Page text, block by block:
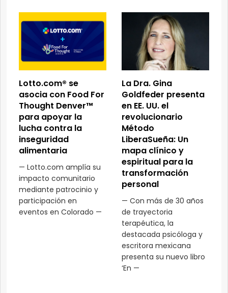
Lotto.com® se
asocia con Food For
Thought Denver™
para apoyar la
lucha contra la
inseguridad
alimentaria
— Lotto.com amplía su
impacto comunitario
mediante patrocinio y
participación en
eventos en Colorado —
La Dra. Gina
Goldfeder presenta
en EE. UU. el
revolucionario
Método
LiberaSueña: Un
mapa clínico y
espiritual para la
transformación
personal
— Con más de 30 años
de trayectoria
terapéutica, la
destacada psicóloga y
escritora mexicana
presenta su nuevo libro
‘En —